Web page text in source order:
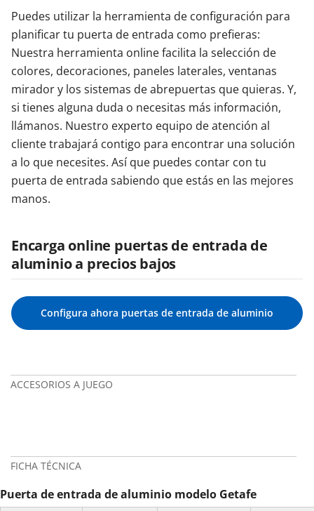
Puedes utilizar la herramienta de configuración para
planificar tu puerta de entrada como prefieras:
Nuestra herramienta online facilita la selección de
colores, decoraciones, paneles laterales, ventanas
mirador y los sistemas de abrepuertas que quieras. Y,
si tienes alguna duda o necesitas más información,
llámanos. Nuestro experto equipo de atención al
cliente trabajará contigo para encontrar una solución
a lo que necesites. Así que puedes contar con tu
puerta de entrada sabiendo que estás en las mejores
manos.
Encarga online puertas de entrada de
aluminio a precios bajos
Configura ahora puertas de entrada de aluminio
ACCESORIOS A JUEGO
FICHA TÉCNICA
Puerta de entrada de aluminio modelo Getafe